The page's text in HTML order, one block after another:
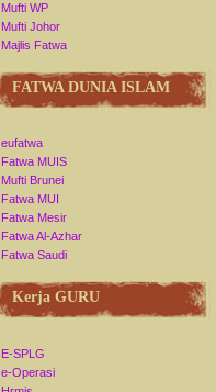
Mufti WP
Mufti Johor
Majlis Fatwa
FATWA DUNIA ISLAM
eufatwa
Fatwa MUIS
Mufti Brunei
Fatwa MUI
Fatwa Mesir
Fatwa Al-Azhar
Fatwa Saudi
Kerja GURU
E-SPLG
e-Operasi